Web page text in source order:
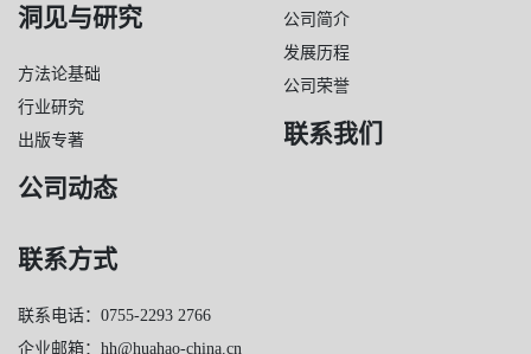
洞见与研究
方法论基础
行业研究
出版专著
公司动态
公司简介
发展历程
公司荣誉
联系我们
联系方式
联系电话：0755-2293 2766
企业邮箱：hh@huahao-china.cn